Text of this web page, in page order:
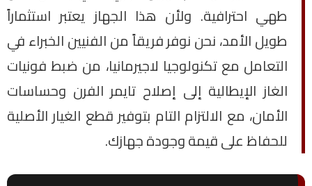
طهي احترافية. ولأن هذا الجهاز يعتبر استثماراً
طويل الأمد، نحن نوفر فريقاً من الفنيين الخبراء في
التعامل مع تكنولوجيا لاجيرمانيا، من ضبط فونيات
الغاز الإيطالية إلى إصلاح تايمر الفرن وحساسات
الأمان، مع الالتزام التام بتوفير قطع الغيار الأصلية
للحفاظ على قيمة وجودة جهازك.